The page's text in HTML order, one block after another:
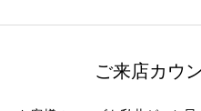
ご来店カウ